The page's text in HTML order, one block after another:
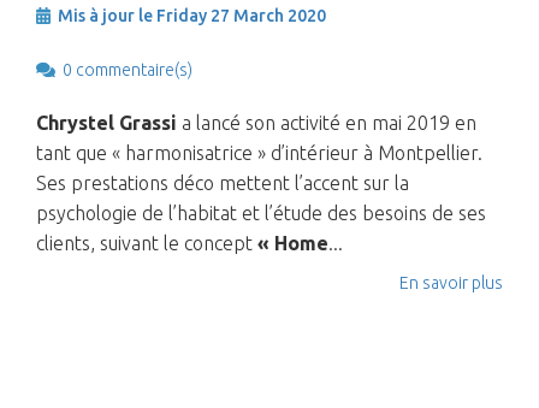
Mis à jour le Friday 27 March 2020
0 commentaire(s)
Chrystel Grassi a lancé son activité en mai 2019 en
tant que « harmonisatrice » d’intérieur à Montpellier.
Ses prestations déco mettent l’accent sur la
psychologie de l’habitat et l’étude des besoins de ses
clients, suivant le concept « Home...
En savoir plus